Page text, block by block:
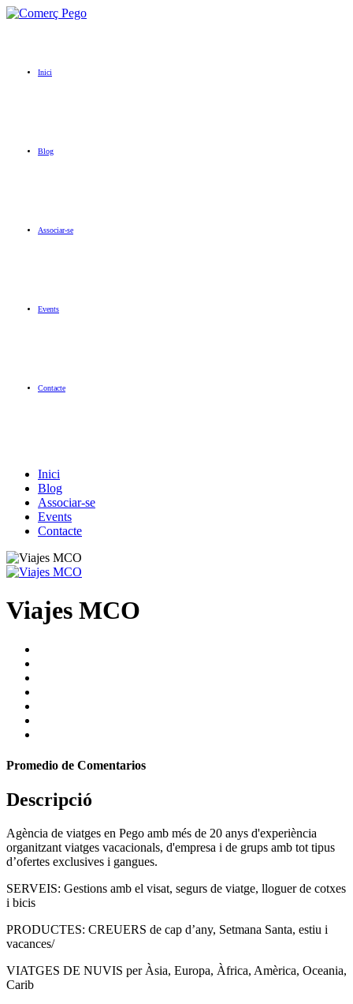
Inici
Blog
Associar-se
Events
Contacte
Inici
Blog
Associar-se
Events
Contacte
Viajes MCO
Promedio de Comentarios
Descripció
Agència de viatges en Pego amb més de 20 anys d'experiència
organitzant viatges vacacionals, d'empresa i de grups amb tot tipus
d’ofertes exclusives i gangues.
SERVEIS: Gestions amb el visat, segurs de viatge, lloguer de cotxes
i bicis
PRODUCTES: CREUERS de cap d’any, Setmana Santa, estiu i
vacances/
VIATGES DE NUVIS per Àsia, Europa, Àfrica, Amèrica, Oceania,
Carib